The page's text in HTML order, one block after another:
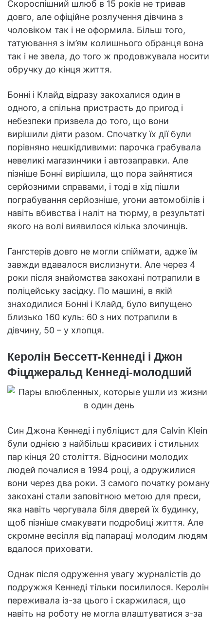
Скороспішний шлюб в 15 років не тривав
довго, але офіційне розлучення дівчина з
чоловіком так і не оформила. Більш того,
татуювання з ім’ям колишнього обранця вона
так і не звела, до того ж продовжувала носити
обручку до кінця життя.
Бонні і Клайд відразу закохалися один в
одного, а спільна пристрасть до пригод і
небезпеки призвела до того, що вони
вирішили діяти разом. Спочатку їх дії були
порівняно нешкідливими: парочка грабувала
невеликі магазинчики і автозаправки. Але
пізніше Бонні вирішила, що пора зайнятися
серйозними справами, і тоді в хід пішли
пограбування серйозніше, угони автомобілів і
навіть вбивства і наліт на тюрму, в результаті
якого на волі виявилося кілька злочинців.
Гангстерів довго не могли спіймати, адже їм
завжди вдавалося вислизнути. Але через 4
роки після знайомства закохані потрапили в
поліцейську засідку. По машині, в якій
знаходилися Бонні і Клайд, було випущено
близько 160 куль: 60 з них потрапили в
дівчину, 50 – у хлопця.
Керолін Бессетт-Кеннеді і Джон
Фіцджеральд Кеннеді-молодший
Син Джона Кеннеді і публіцист для Calvin Klein
були однією з найбільш красивих і стильних
пар кінця 20 століття. Відносини молодих
людей почалися в 1994 році, а одружилися
вони через два роки. З самого початку роману
закохані стали заповітною метою для преси,
яка навіть чергувала біля дверей їх будинку,
щоб пізніше смакувати подробиці життя. Але
скромне весілля від папараці молодим людям
вдалося приховати.
Однак після одруження увагу журналістів до
подружжя Кеннеді тільки посилилося. Керолін
переживала із-за цього і скаржилася, що
навіть на роботу не могла влаштуватися з-за